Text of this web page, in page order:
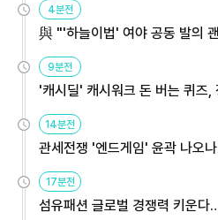
4분전
與 "'하늘이법' 여야 공동 발의
9분전
'캐시딜' 캐시워크 돈 버는 퀴즈,
14분전
관세전쟁 '엔드게임' 윤곽 나오
17분전
섬유패션 글로벌 경쟁력 키운